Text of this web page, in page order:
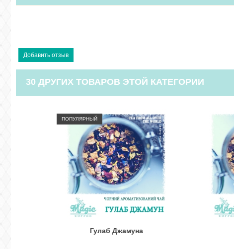
30 ДРУГИХ ТОВАРОВ ЭТОЙ КАТЕГОРИИ
ПОПУЛЯРНЫЙ
Гулаб Джамуна